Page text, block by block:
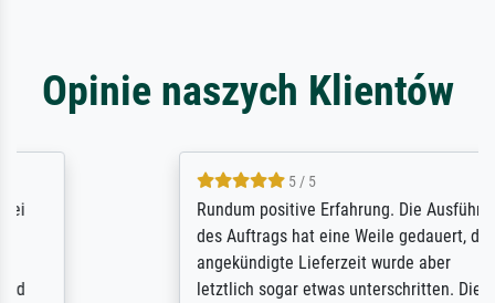
Opinie naszych Klientów
5 / 5
Rundum positive Erfahrung. Die Ausführung
des Auftrags hat eine Weile gedauert, die
angekündigte Lieferzeit wurde aber
letztlich sogar etwas unterschritten. Die